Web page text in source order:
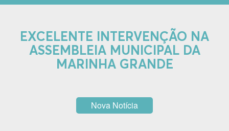
EXCELENTE INTERVENÇÃO NA
ASSEMBLEIA MUNICIPAL DA
MARINHA GRANDE
Nova Notícia